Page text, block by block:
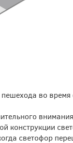
во
конструкции
светофор